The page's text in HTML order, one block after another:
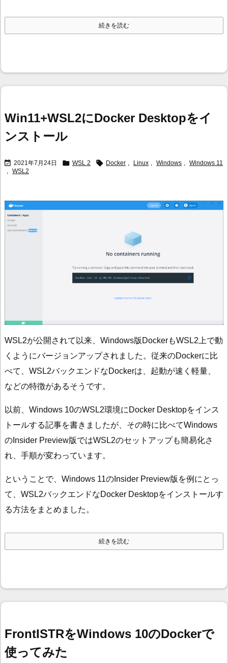
続きを読む
Win11+WSL2にDocker Desktopをイ
ンストール
 2021年7月24日  WSL 2  Docker , Linux , Windows , Windows 11
, WSL2
WSL2が公開されて以来、Windows版DockerもWSL2上で動
くようにバージョンアップされました。従来のDockerに比
べて、WSL2バックエンドなDockerは、起動が速く軽量、
などの特徴があるそうです。
以前、Windows 10のWSL2環境にDocker Desktopをインス
トールする記事を書きましたが、その時に比べてWindows
のInsider Preview版ではWSL2のセットアップも簡易化さ
れ、手順が変わっています。
ということで、Windows 11のInsider Preview版を例にとっ
て、WSL2バックエンドなDocker Desktopをインストールす
る方法をまとめました。
続きを読む
FrontISTRをWindows 10のDockerで
使ってみた